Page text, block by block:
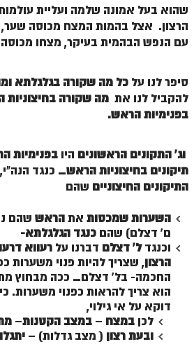
שהוא בעל אמונה שלמה ועליית
הרצון. אצל בהמות המצח מכוסה
עם הנפש הבהמית בעיקר, מצחו מכוסה
סיפר לנו על כל מה שקורה בגלגלתא
להקביל לנו את מה שקורה
בפנימיות הראש.
וג' התקונים הראשונים היו בפנימיות
תיקונים בחיצוניות הראש_ כנגד הנה"י,
התיקונים החיצוניים שהם
השערות שמכסות אתהראש שהם
ם' דצלם) שהם כנגד הגלגלתא-
וכנגדל' דצלם דברנו על רעווא
הרצון, שצריך להיות פנוי משערות
החכמה- בל' דצלם_ ככה מבחוץ
הוא צריך להראות כפנוי משערות.
דוקא על אי גילוי,
לכן במצח – במצב הקטנות–
ובעת רצון ( מצב גדלות) –